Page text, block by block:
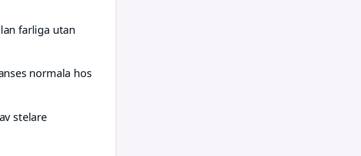
farliga utan
normala hos
stelare